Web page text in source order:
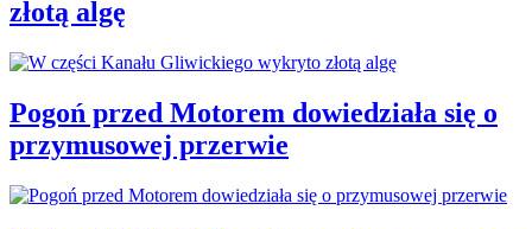
złotą algę
Pogoń przed Motorem dowiedziała się o
przymusowej przerwie